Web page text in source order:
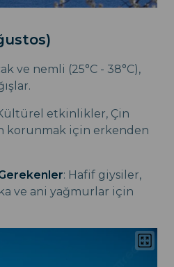
ve nemli (25°C - 38°C),
etkinlikler, Çin
korunmak için erkenden
Gerekenler: Hafif giysiler,
ve ani yağmurlar için